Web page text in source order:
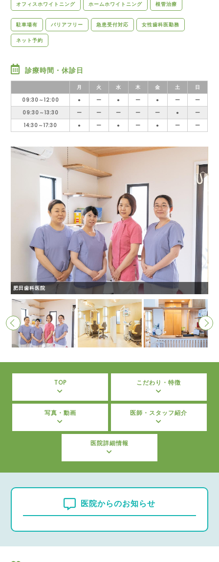
オフィスホワイトニング ホームホワイトニング 根管治療
駐車場有 バリアフリー 急患受付対応 女性歯科医勤務
ネット予約
診療時間・休診日
月 火 水 木 金 土
日
09:30～12:00
● ー ● ー ● ー
ー
09:30～13:30
ー ー ー ー ー ●
ー
14:30～17:30
● ー ● ー ● ー ー
肥田歯科医院
TOP こだわり・特徴
写真・動画 医師・スタッフ紹介
医院詳細情報
医院からのお知らせ